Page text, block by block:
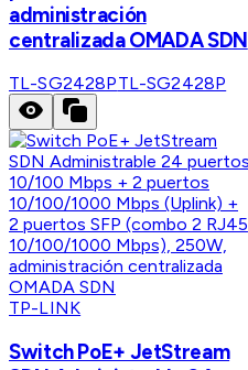
administración
centralizada OMADA SDN
TL-SG2428PTL-SG2428P
TP-LINK
Switch PoE+ JetStream